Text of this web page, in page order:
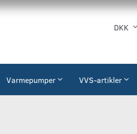
DKK
Varmepumper VVS-artikler